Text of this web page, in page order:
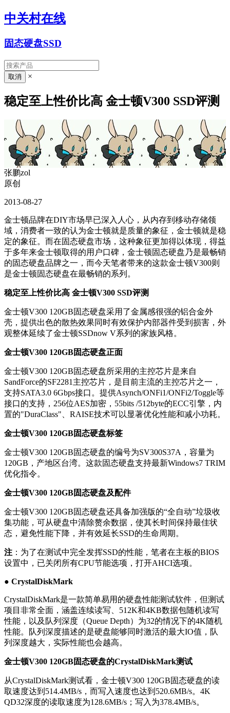
中关村在线
固态硬盘SSD
×
稳定至上性价比高 金士顿V300 SSD评测
张鹏zol
原创
2013-08-27
金士顿品牌在DIY市场早已深入人心，从内存到移动存储领
域，消费者一致的认为金士顿就是质量的象征，金士顿就是稳
定的象征。而在固态硬盘市场，这种象征更加得以体现，得益
于多年来金士顿取得的用户口碑，金士顿固态硬盘乃是最畅销
的固态硬盘品牌之一，而今天笔者带来的这款金士顿V300则
是金士顿固态硬盘在最畅销的系列。
稳定至上性价比高 金士顿V300 SSD评测
金士顿V300 120GB固态硬盘采用了金属感很强的铝合金外
壳，提供出色的散热效果同时有效保护内部器件受到损害，外
观整体延续了金士顿SSDnow V系列的家族风格。
金士顿V300 120GB固态硬盘正面
金士顿V300 120GB固态硬盘所采用的主控芯片是来自
SandForce的SF2281主控芯片，是目前主流的主控芯片之一，
支持SATA3.0 6Gbps接口。提供Asynch/ONFi1/ONFi2/Toggle等
接口的支持，256位AES加密，55bits /512byte的ECC引擎，内
置的"DuraClass"、RAISE技术可以显著优化性能和减小功耗。
金士顿V300 120GB固态硬盘标签
金士顿V300 120GB固态硬盘的编号为SV300S37A，容量为
120GB，产地区台湾。这款固态硬盘支持最新Windows7 TRIM
优化指令。
金士顿V300 120GB固态硬盘及配件
金士顿V300 120GB固态硬盘还具备加强版的“全自动”垃圾收
集功能，可从硬盘中清除赘余数据，使其长时间保持最佳状
态，避免性能下降，并有效延长SSD的生命周期。
注 ：为了在测试中完全发挥SSD的性能，笔者在主板的BIOS
设置中，已关闭所有CPU节能选项，打开AHCI选项。
● CrystalDiskMark
CrystalDiskMark是一款简单易用的硬盘性能测试软件，但测试
项目非常全面，涵盖连续读写、512K和4KB数据包随机读写
性能，以及队列深度（Queue Depth）为32的情况下的4K随机
性能。队列深度描述的是硬盘能够同时激活的最大IO值，队
列深度越大，实际性能也会越高。
金士顿V300 120GB固态硬盘的CrystalDiskMark测试
从CrystalDiskMark测试看，金士顿V300 120GB固态硬盘的读
取速度达到514.4MB/s，而写入速度也达到520.6MB/s。4K
QD32深度的读取速度为128.6MB/s；写入为378.4MB/s。